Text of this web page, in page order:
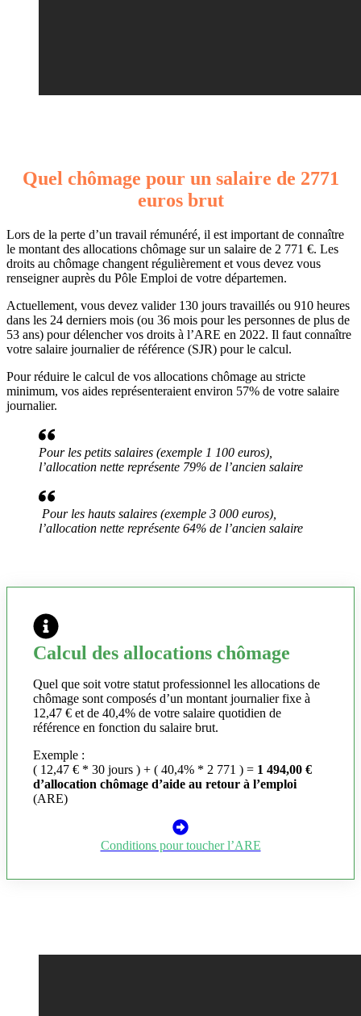
Quel chômage pour un salaire de 2771
euros brut
Lors de la perte d’un travail rémunéré, il est important de connaître
le montant des allocations chômage sur un salaire de 2 771 €. Les
droits au chômage changent régulièrement et vous devez vous
renseigner auprès du Pôle Emploi de votre départemen.
Actuellement, vous devez valider 130 jours travaillés ou 910 heures
dans les 24 derniers mois (ou 36 mois pour les personnes de plus de
53 ans) pour délencher vos droits à l’ARE en 2022. Il faut connaître
votre salaire journalier de référence (SJR) pour le calcul.
Pour réduire le calcul de vos allocations chômage au stricte
minimum, vos aides représenteraient environ 57% de votre salaire
journalier.
Pour les petits salaires (exemple 1 100 euros),
l’allocation nette représente 79% de l’ancien salaire
Pour les hauts salaires (exemple 3 000 euros),
l’allocation nette représente 64% de l’ancien salaire
Calcul des allocations chômage
Quel que soit votre statut professionnel les allocations de
chômage sont composés d’un montant journalier fixe à
12,47 € et de 40,4% de votre salaire quotidien de
référence en fonction du salaire brut.
Exemple :
( 12,47 € * 30 jours ) + ( 40,4% * 2 771 ) = 1 494,00 €
d’allocation chômage d’aide au retour à l’emploi
(ARE)
Conditions pour toucher l’ARE